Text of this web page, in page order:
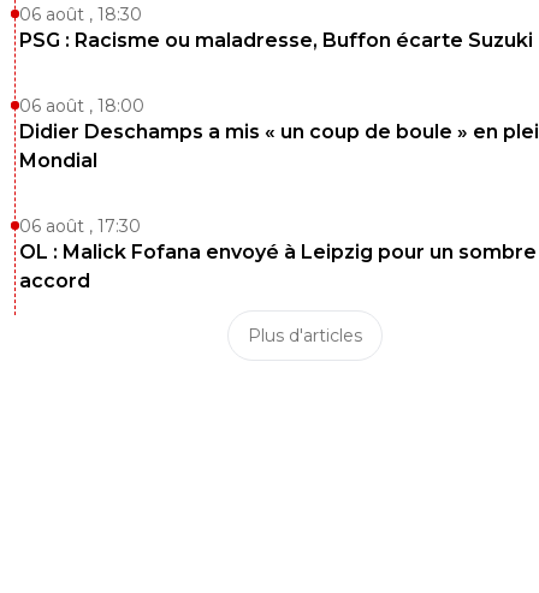
06 août , 18:30
PSG : Racisme ou maladresse, Buffon écarte Suzuki
06 août , 18:00
Didier Deschamps a mis « un coup de boule » en
Mondial
06 août , 17:30
OL : Malick Fofana envoyé à Leipzig pour un sombre
accord
Plus d'articles